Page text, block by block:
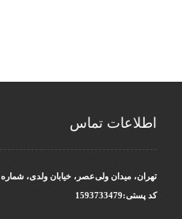
اطلاعات تماس
تهران، میدان ولی‌عصر، خیابان ولدی، شماره 48، واحد 24
کد پستی:1593733479